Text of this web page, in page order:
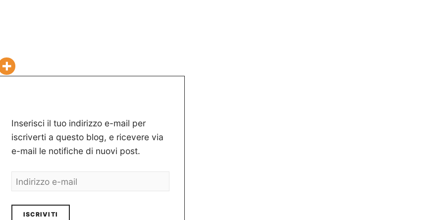
Inserisci il tuo indirizzo e-mail per
iscriverti a questo blog, e ricevere via
e-mail le notifiche di nuovi post.
Indirizzo
e-
mail